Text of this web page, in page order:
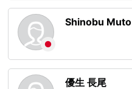
Shinobu Muto
優生 長尾